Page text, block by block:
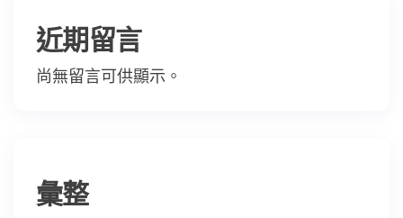
近期留言
尚無留言可供顯示。
彙整